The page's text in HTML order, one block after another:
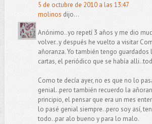
5 de octubre de 2010 a las 13:47
molinos dijo...
Anónimo..yo repetí 3 años y me dio
volver..y después he vuelto a visitar
añoranza. Yo también tengo guardados
cartas, el periódico que se había
Como te decía ayer, no es que no lo
genial..pero también recuerdo la
principio, el pensar que era un mes
lo pasé genial siempre..pero soy así,
todo..par alo bueno y para lo malo.